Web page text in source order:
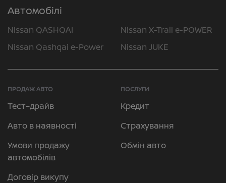
Автомобілі
Nissan QASHQAI
Nissan X-Trail e-POWER
Nissan Qashqai e-Power
Nissan JUKE
ПРОДАЖ АВТО
Тест–драйв
Авто в наявності
Умови продажу
автомобілів
Договір викупу
ПОСЛУГИ
Кредит
Страхування
Обмін авто